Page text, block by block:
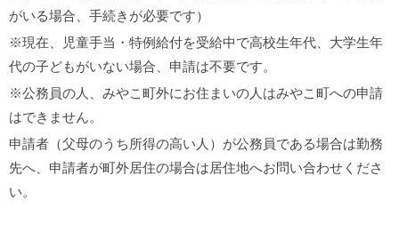
がいる場合、手続きが必要です）
※現在、児童手当・特例給付を受給中で高校生年代、大学生年
代の子どもがいない場合、申請は不要です。
※公務員の人、みやこ町外にお住まいの人はみやこ町への申請
はできません。
申請者（父母のうち所得の高い人）が公務員である場合は勤務
先へ、申請者が町外居住の場合は居住地へお問い合わせくださ
い。